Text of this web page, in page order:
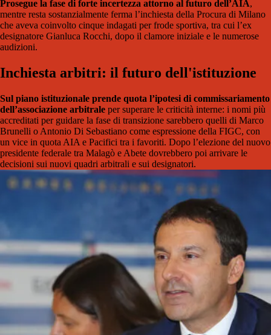
Prosegue la fase di forte incertezza attorno al futuro dell’AIA,
mentre resta sostanzialmente ferma l’inchiesta della Procura di Milano
che aveva coinvolto cinque indagati per frode sportiva, tra cui l’ex
designatore Gianluca Rocchi, dopo il clamore iniziale e le numerose
audizioni.
Inchiesta arbitri: il futuro dell'istituzione
Sul piano istituzionale prende quota l’ipotesi di commissariamento
dell’associazione arbitrale per superare le criticità interne: i nomi più
accreditati per guidare la fase di transizione sarebbero quelli di Marco
Brunelli o Antonio Di Sebastiano come espressione della FIGC, con
un vice in quota AIA e Pacifici tra i favoriti. Dopo l’elezione del nuovo
presidente federale tra Malagò e Abete dovrebbero poi arrivare le
decisioni sui nuovi quadri arbitrali e sui designatori.